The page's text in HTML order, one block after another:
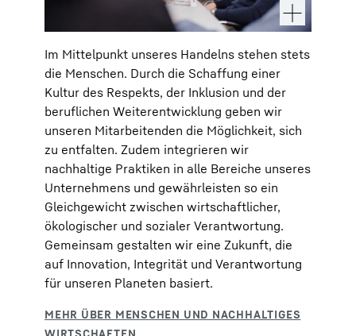
Im Mittelpunkt unseres Handelns stehen stets
die Menschen. Durch die Schaffung einer
Kultur des Respekts, der Inklusion und der
beruflichen Weiterentwicklung geben wir
unseren Mitarbeitenden die Möglichkeit, sich
zu entfalten. Zudem integrieren wir
nachhaltige Praktiken in alle Bereiche unseres
Unternehmens und gewährleisten so ein
Gleichgewicht zwischen wirtschaftlicher,
ökologischer und sozialer Verantwortung.
Gemeinsam gestalten wir eine Zukunft, die
auf Innovation, Integrität und Verantwortung
für unseren Planeten basiert.